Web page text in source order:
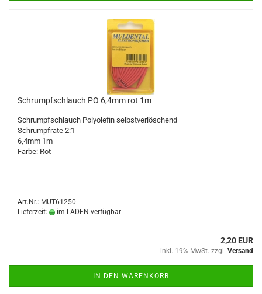
Schrumpfschlauch PO 6,4mm rot 1m
Schrumpfschlauch Polyolefin selbstverlöschend
Schrumpfrate 2:1
6,4mm 1m
Farbe: Rot
Art.Nr.: MUT61250
Lieferzeit:
im LADEN verfügbar
2,20 EUR
inkl. 19% MwSt. zzgl. Versand
IN DEN WARENKORB